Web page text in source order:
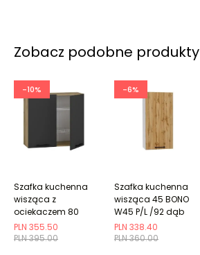
Zobacz podobne produkty
-10%
PLN 395.00
PLN 355.50
Szafka kuchenna
wisząca z
ociekaczem 80
VENTO GC-80/72
antracyt
-6%
PLN 360.00
PLN 338.40
Szafka kuchenna
wisząca 45 BONO
W45 P/L /92 dąb
złoty